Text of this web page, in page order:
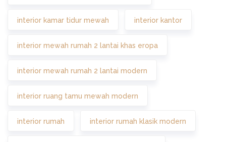
interior kamar tidur mewah interior kantor
interior mewah rumah 2 lantai khas eropa
interior mewah rumah 2 lantai modern
interior ruang tamu mewah modern
interior rumah interior rumah klasik modern